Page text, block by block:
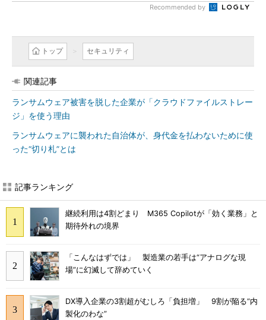
Recommended by
トップ セキュリティ
関連記事
ランサムウェア被害を脱した企業が「クラウドファイルストレー
ジ」を使う理由
ランサムウェアに襲われた自治体が、身代金を払わないために使
った“切り札”とは
記事ランキング
継続利用は4割どまり M365 Copilotが「効く業務」と
期待外れの境界
「こんなはずでは」 製造業の若手は“アナログな現
場”に幻滅して辞めていく
DX導入企業の3割超がむしろ「負担増」 9割が陥る“内
製化のわな”